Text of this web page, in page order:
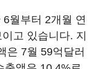
월부터 2개월 연
고 있습니다. 지
은 7월 59억달러